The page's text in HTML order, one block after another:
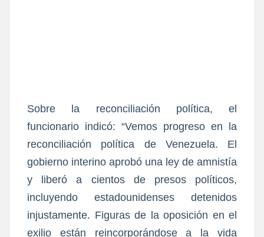
Sobre la reconciliación política, el
funcionario indicó: “Vemos progreso en la
reconciliación política de Venezuela. El
gobierno interino aprobó una ley de amnistía
y liberó a cientos de presos políticos,
incluyendo estadounidenses detenidos
injustamente. Figuras de la oposición en el
exilio están reincorporándose a la vida